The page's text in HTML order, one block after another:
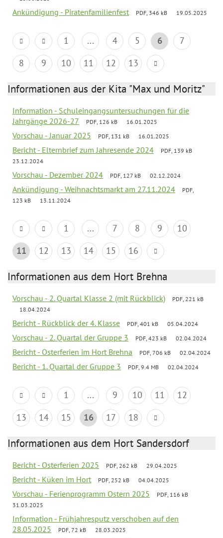
Ankündigung - Piratenfamilienfest PDF, 346 kB 19.05.2025
1 ... 4 5 6
7
8
9 10 11 12 13
Informationen aus der Kita "Max und Moritz"
Information - Schuleingangsuntersuchungen für die
Jahrgänge 2026-27
PDF, 126 kB 16.01.2025
Vorschau - Januar 2025 PDF, 131 kB 16.01.2025
Bericht - Elternbrief zum Jahresende 2024
PDF, 139 kB
23.12.2024
Vorschau - Dezember 2024 PDF, 127 kB 02.12.2024
Ankündigung - Weihnachtsmarkt am 27.11.2024
PDF,
123 kB
13.11.2024
1 ... 7 8 9
10
11
12 13 14 15 16
Informationen aus dem Hort Brehna
Vorschau - 2. Quartal Klasse 2 (mit Rückblick)
PDF, 221 kB
18.04.2024
Bericht - Rückblick der 4. Klasse PDF, 401 kB 05.04.2024
Vorschau - 2. Quartal der Gruppe 3 PDF, 423 kB 02.04.2024
Bericht - Osterferien im Hort Brehna PDF, 706 kB 02.04.2024
Bericht - 1. Quartal der Gruppe 3 PDF, 9.4 MB 02.04.2024
1 ... 9 10 11
12
13
14 15 16 17 18
Informationen aus dem Hort Sandersdorf
Bericht - Osterferien 2025 PDF, 262 kB 29.04.2025
Bericht - Küken im Hort PDF, 252 kB 04.04.2025
Vorschau - Ferienprogramm Ostern 2025
PDF, 116 kB
31.03.2025
Information - Frühjahresputz verschoben auf den
28.05.2025
PDF, 72 kB 28.03.2025